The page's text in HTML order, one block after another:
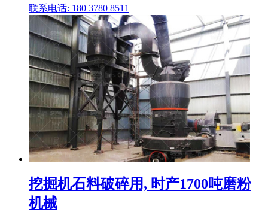
联系电话: 180 3780 8511
挖掘机石料破碎用, 时产1700吨磨粉
机械